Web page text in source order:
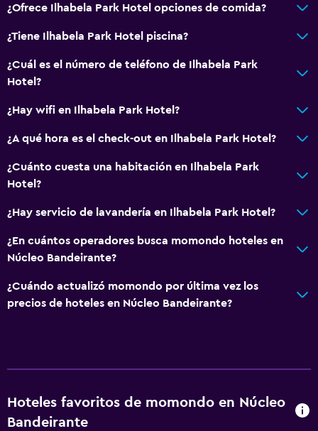
TV de pantalla plana
Sala de estar/TV compartida
Para no fumadores
Ascensor
Almohada sin plumas
Servicio de planchado
Habitación
Aire libre
¿Ofrece Ilhabela Park Hotel opciones de comida?
¿Tiene Ilhabela Park Hotel piscina?
¿Cuál es el número de teléfono de Ilhabela Park
Hotel?
¿Hay wifi en Ilhabela Park Hotel?
¿A qué hora es el check-out en Ilhabela Park Hotel?
¿Cuánto cuesta una habitación en Ilhabela Park
Hotel?
¿Hay servicio de lavandería en Ilhabela Park Hotel?
¿En cuántos operadores busca momondo hoteles en
Núcleo Bandeirante?
¿Cuándo actualizó momondo por última vez los
precios de hoteles en Núcleo Bandeirante?
Hoteles favoritos de momondo en Núcleo
Bandeirante